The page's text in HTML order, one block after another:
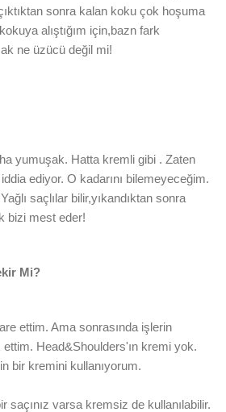
sonra kalan koku çok hoşuma
alıştığım için,bazn fark
ne üzücü değil mi!
yumuşak. Hatta kremli gibi . Zaten
ediyor. O kadarını bilemeyeceğim.
saçlılar bilir,yıkandıktan sonra
bizi mest eder!
Mi?
ettim. Ama sonrasında işlerin
Head&Shoulders'ın kremi yok.
bir kremini kullanıyorum.
saçınız varsa kremsiz de kullanılabilir.